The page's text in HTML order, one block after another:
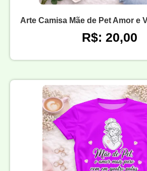
Arte Camisa Mãe de Pet Amor e
R$: 20,00